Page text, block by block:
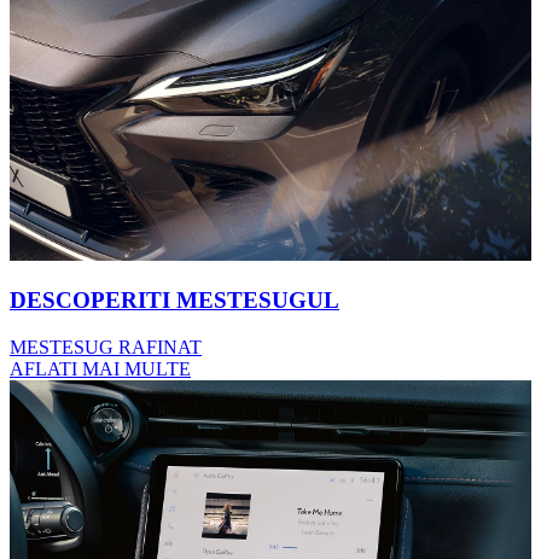
DESCOPERITI MESTESUGUL
MESTESUG RAFINAT
AFLATI MAI MULTE